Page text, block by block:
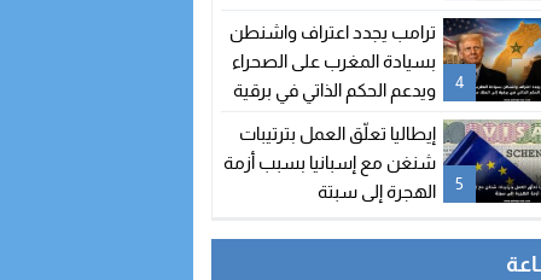
4
ترامب يجدد اعتراف واشنطن
بسيادة المغرب على الصحراء
ويدعم الحكم الذاتي في برقية
إلى الملك محمد السادس
5
إيطاليا تعلّق العمل بترتيبات
شنغن مع إسبانيا بسبب أزمة
الهجرة إلى سبتة